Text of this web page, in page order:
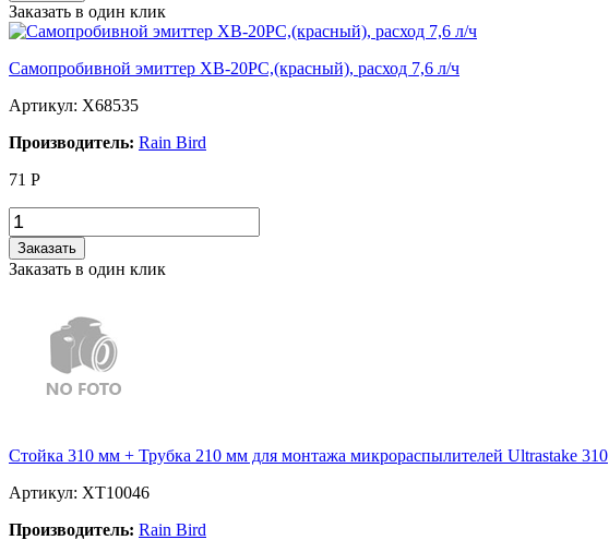
Заказать в один клик
Самопробивной эмиттер XB-20PC,(красный), расход 7,6 л/ч
Артикул: X68535
Производитель: Rain Bird
71 Р
Заказать
Заказать в один клик
Стойка 310 мм + Трубка 210 мм для монтажа микрораспылителей Ultrastake 310
Артикул: XT10046
Производитель: Rain Bird